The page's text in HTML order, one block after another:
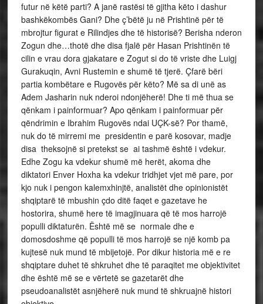
futur në këtë parti? A janë rastësi të gjitha këto i dashur
bashkëkombës Gani? Dhe ç’bëtë ju në Prishtinë për të
mbrojtur figurat e Rilindjes dhe të historisë? Berisha nderon
Zogun dhe…thotë dhe disa fjalë për Hasan Prishtinën të
cilin e vrau dora gjakatare e Zogut si do të vriste dhe Luigj
Gurakuqin, Avni Rustemin e shumë të tjerë. Çfarë bëri
partia kombëtare e Rugovës për këto? Më sa di unë as
Adem Jasharin nuk nderoi ndonjëherë! Dhe ti më thua se
qënkam i painformuar? Apo qënkam i painformuar për
qëndrimin e Ibrahim Rugovës ndai UÇK-së? Por thamë,
nuk do të mirremi me presidentin e parë kosovar, madje
disa theksojnë si pretekst se ai tashmë është i vdekur.
Edhe Zogu ka vdekur shumë më herët, akoma dhe
diktatori Enver Hoxha ka vdekur tridhjet vjet më pare, por
kjo nuk i pengon kalemxhinjtë, analistët dhe opinionistët
shqiptarë të mbushin çdo ditë faqet e gazetave he
hostorira, shumë here të imagjinuara që të mos harrojë
populli diktaturën. Është më se normale dhe e
domosdoshme që populli të mos harrojë se një komb pa
kujtesë nuk mund të mbijetojë. Por dikur historia më e re
shqiptare duhet të shkruhet dhe të paraqitet me objektivitet
dhe është më se e vërtetë se gazetarët dhe
pseudoanalistët asnjëherë nuk mund të shkruajnë histori